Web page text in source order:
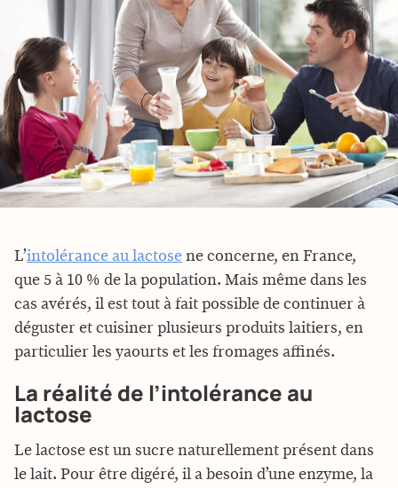
L’intolérance au lactose ne concerne, en France,
que 5 à 10 % de la population. Mais même dans les
cas avérés, il est tout à fait possible de continuer à
déguster et cuisiner plusieurs produits laitiers, en
particulier les yaourts et les fromages affinés.
La réalité de l’intolérance au
lactose
Le lactose est un sucre naturellement présent dans
le lait. Pour être digéré, il a besoin d’une enzyme, la